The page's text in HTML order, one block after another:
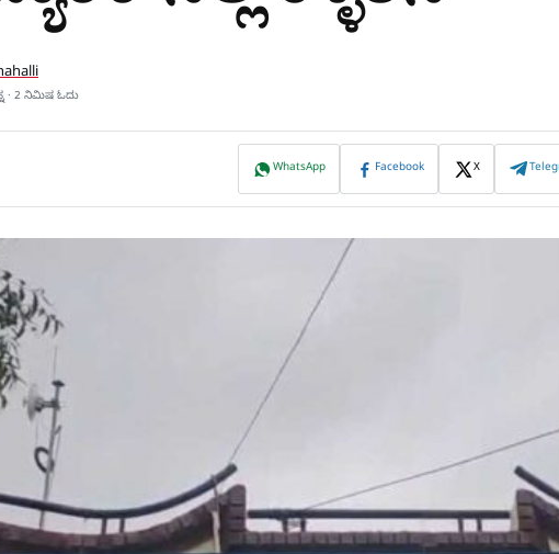
· 2 ನಿಮಿಷ ಓದು
WhatsApp Facebook X